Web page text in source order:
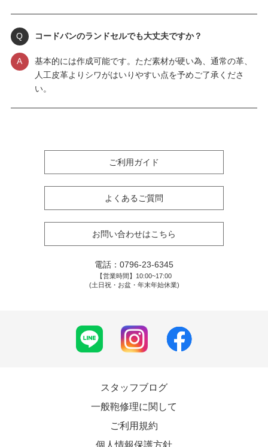
Q コードバンのランドセルでも大丈夫ですか？
A
基本的には作成可能です。ただ素材が硬い為、通常の革、
人工皮革よりシワがはいりやすい点を予めご了承くださ
い。
ご利用ガイド
よくあるご質問
お問い合わせはこちら
電話： 0796-23-6345
【営業時間】10:00~17:00
(土日祝・お盆・年末年始休業)
スタッフブログ
一般鞄修理に関して
ご利用規約
個人情報保護方針